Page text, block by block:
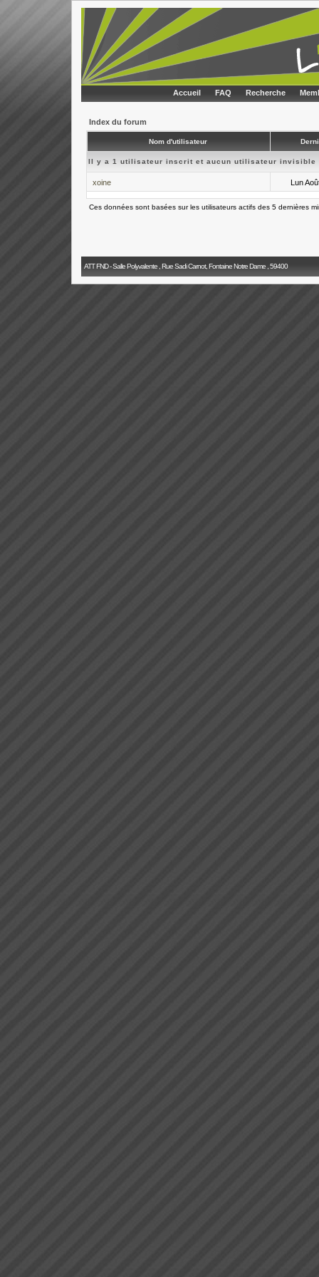
Accueil FAQ Recherche
Index du forum
Nom d'utilisateur
Il y a 1 utilisateur inscrit et aucun utilisateur invisible
xoine Lun
Ces données sont basées sur les utilisateurs actifs des 5 dernières
ATT FND - Salle Polyvalente , Rue Sadi Carnot, Fontaine Notre Dame , 59400